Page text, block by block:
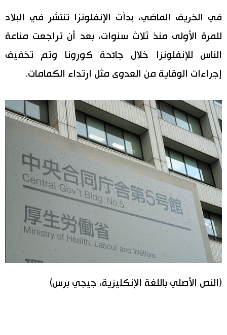
طوكيو
في الخريف الماضي، بدأت الإنفلونزا تنتشر في البلاد
للمرة الأولى منذ ثلاث سنوات، بعد أن تراجعت مناعة
الناس للإنفلونزا خلال جائحة كورونا وتم تخفيف
إجراءات الوقاية من العدوى مثل ارتداء الكمامات.
(النص الأصلي باللغة الإنكليزية، جيجي برس)